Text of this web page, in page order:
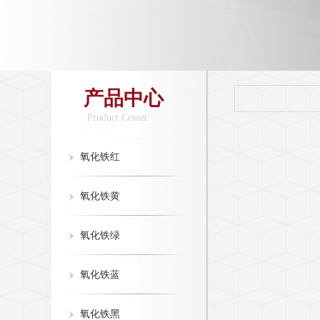
产品中心
Product Center
氧化铁红
氧化铁黄
氧化铁绿
氧化铁蓝
氧化铁黑